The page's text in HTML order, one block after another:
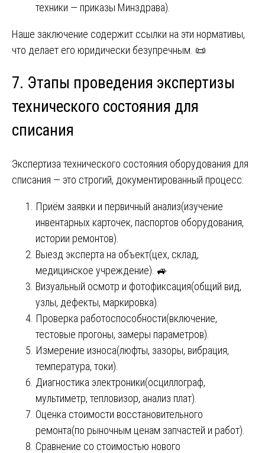
техники — приказы Минздрава).
Наше заключение содержит ссылки на эти нормативы,
что делает его юридически безупречным. 📜
7. Этапы проведения экспертизы
технического состояния для
списания
Экспертиза технического состояния оборудования для
списания — это строгий, документированный процесс:
Приём заявки и первичный анализ(изучение
инвентарных карточек, паспортов оборудования,
истории ремонтов).
Выезд эксперта на объект(цех, склад,
медицинское учреждение). 🚙
Визуальный осмотр и фотофиксация(общий вид,
узлы, дефекты, маркировка).
Проверка работоспособности(включение,
тестовые прогоны, замеры параметров).
Измерение износа(люфты, зазоры, вибрация,
температура, токи).
Диагностика электроники(осциллограф,
мультиметр, тепловизор, анализ плат).
Оценка стоимости восстановительного
ремонта(по рыночным ценам запчастей и работ).
Сравнение со стоимостью нового